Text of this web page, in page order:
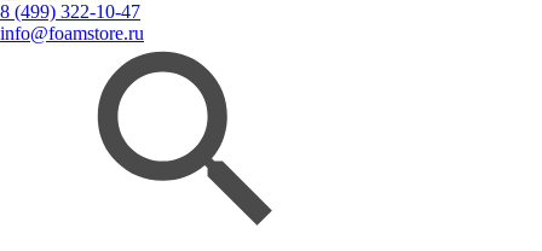
8 (499) 322-10-47
info@foamstore.ru